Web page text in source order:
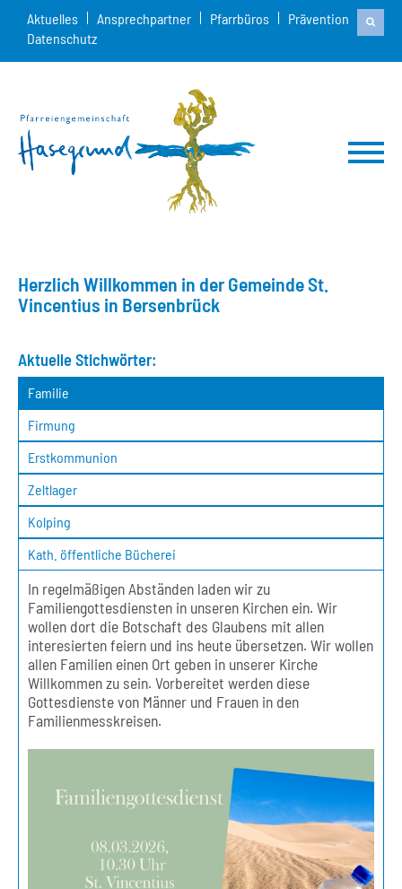
Aktuelles Ansprechpartner Pfarrbüros
Prävention
Datenschutz
Herzlich Willkommen in der Gemeinde St.
Vincentius in Bersenbrück
Aktuelle Stichwörter:
Familie
Firmung
Erstkommunion
Zeltlager
Kolping
Kath. öffentliche Bücherei
In regelmäßigen Abständen laden wir zu
Familiengottesdiensten in unseren Kirchen ein. Wir
wollen dort die Botschaft des Glaubens mit allen
interesierten feiern und ins heute übersetzen. Wir wollen
allen Familien einen Ort geben in unserer Kirche
Willkommen zu sein. Vorbereitet werden diese
Gottesdienste von Männer und Frauen in den
Familienmesskreisen.